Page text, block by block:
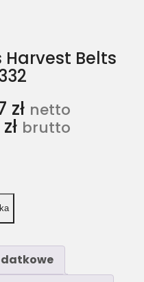
Harvest Belts
zł netto
zł brutto